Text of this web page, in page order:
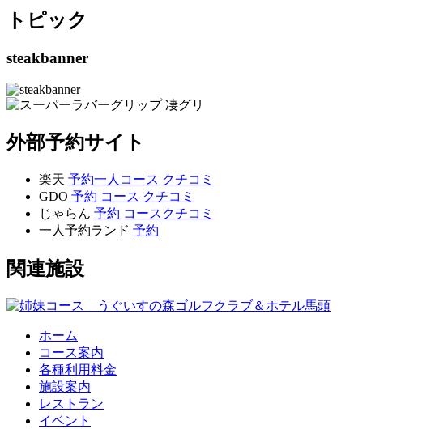
トピック
steakbanner
外部予約サイト
楽天 予約一人 コース クチコミ
GDO 予約 コース クチコミ
じゃらん 予約 コース クチコミ
一人予約ランド 予約
関連施設
ホーム
コース案内
各種利用料金
施設案内
レストラン
イベント